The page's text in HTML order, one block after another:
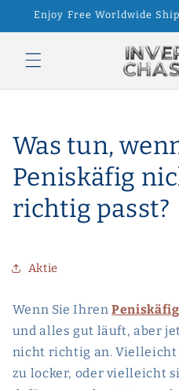
zum
Inhalt
Enjoy Free Worldwide
Was tun,
Peniskäfig
richtig passt?
Aktie
Wenn Sie IhrenPeniskäfig
und alles gut läuft, aber
nicht richtig an.
zu locker, oder vielleicht